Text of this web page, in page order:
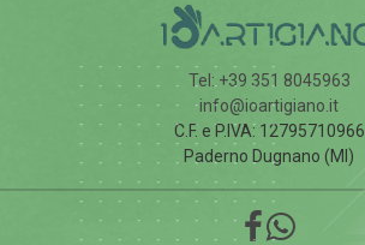
Tel: +39 351 8045963
info@ioartigiano.it
C.F. e P.IVA: 12795710966
Paderno Dugnano (MI)